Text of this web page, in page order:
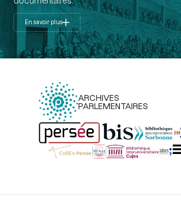
En savoir plus
ARCHIVES
PARLEMENTAIRES
Menu